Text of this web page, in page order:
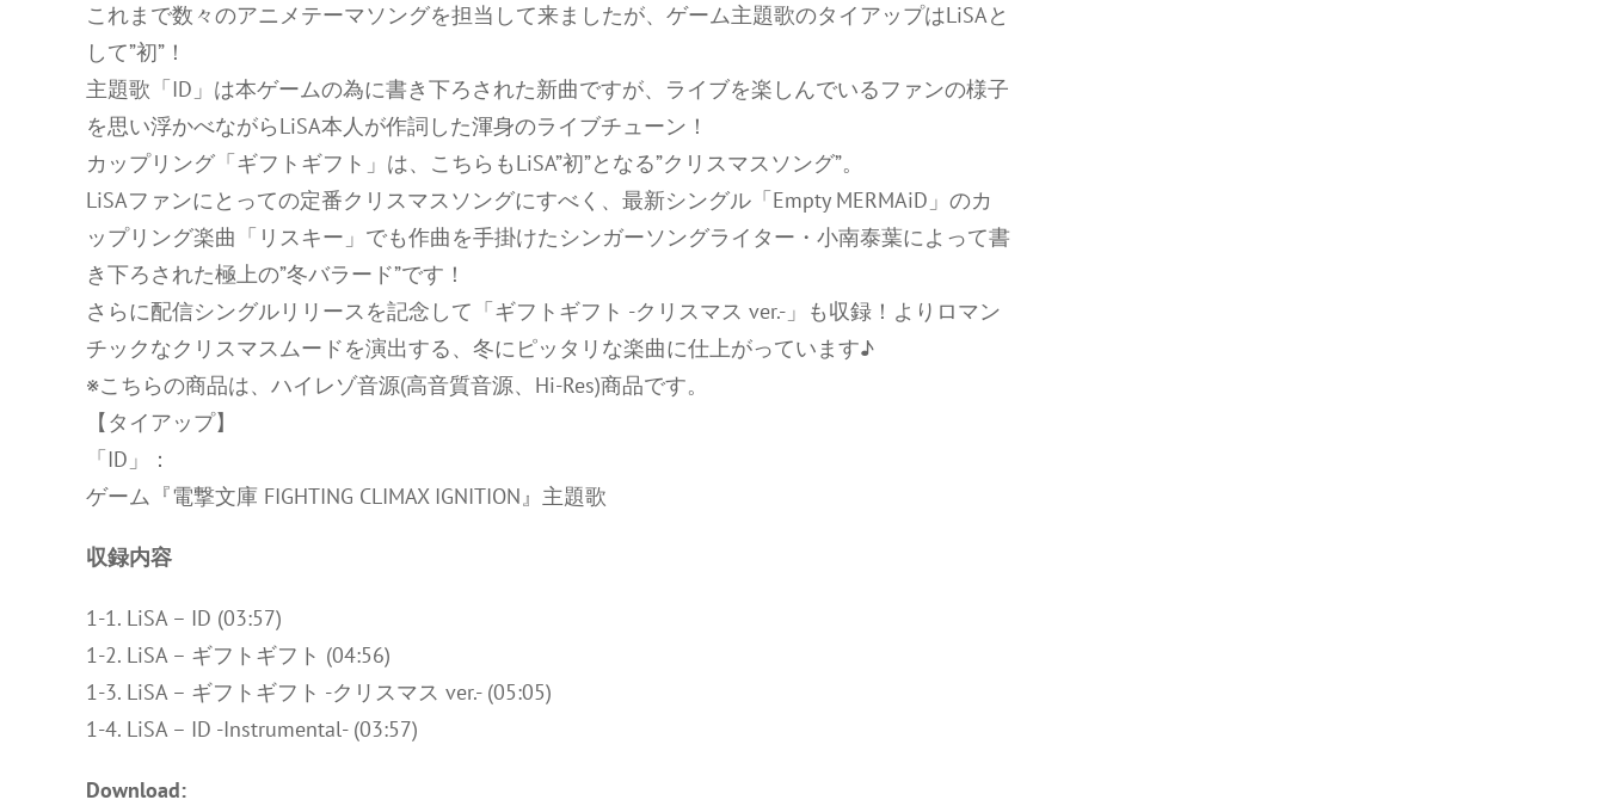
これまで数々のアニメテーマソングを担当して来ましたが、ゲーム主題歌のタイアップはLiSAと
して”初”！
主題歌「ID」は本ゲームの為に書き下ろされた新曲ですが、ライブを楽しんでいるファンの様子
を思い浮かべながらLiSA本人が作詞した渾身のライブチューン！
カップリング「ギフトギフト」は、こちらもLiSA”初”となる”クリスマスソング”。
LiSAファンにとっての定番クリスマスソングにすべく、最新シングル「Empty MERMAiD」のカ
ップリング楽曲「リスキー」でも作曲を手掛けたシンガーソングライター・小南泰葉によって書
き下ろされた極上の”冬バラード”です！
さらに配信シングルリリースを記念して「ギフトギフト -クリスマス ver.-」も収録！よりロマン
チックなクリスマスムードを演出する、冬にピッタリな楽曲に仕上がっています♪
※こちらの商品は、ハイレゾ音源(高音質音源、Hi-Res)商品です。
【タイアップ】
「ID」：
ゲーム『電撃文庫 FIGHTING CLIMAX IGNITION』主題歌
収録内容
1-1. LiSA – ID (03:57)
1-2. LiSA – ギフトギフト (04:56)
1-3. LiSA – ギフトギフト -クリスマス ver.- (05:05)
1-4. LiSA – ID -Instrumental- (03:57)
Download: